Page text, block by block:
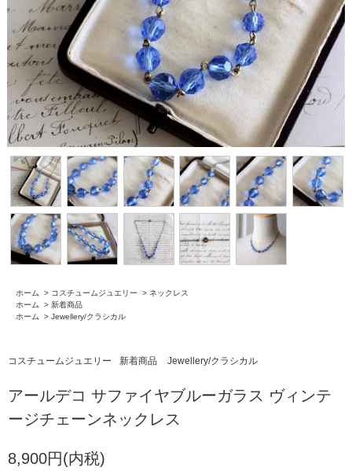
ホーム > コスチュームジュエリー > ネックレス
ホーム
> 新着商品
ホーム
> Jewellery/クラシカル
コスチュームジュエリー 新着商品 Jewellery/クラシカル
アールデコ サファイヤブルーガラス ヴィンテ
ージチェーンネックレス
8,900円(内税)